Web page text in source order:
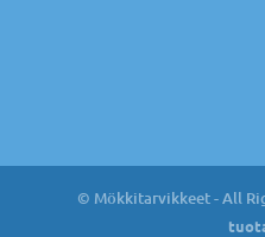
© Mökkitarvikkeet - All